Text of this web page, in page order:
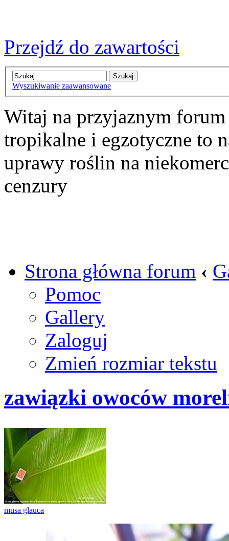
Przejdź do zawartości
Wyszukiwanie zaawansowane
Witaj na przyjaznym
tropikalne i egzotyczne to
uprawy roślin na
cenzury
Strona główna forum ‹
Pomoc
Gallery
Zaloguj
Zmień rozmiar tekstu
zawiązki owoców
musa glauca